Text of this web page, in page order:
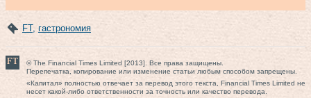
FT, гастрономия
© The Financial Times Limited [2013]. Все права защищены.
Перепечатка, копирование или изменение статьи любым способом запрещены.
«Капитал» полностью отвечает за перевод этого текста, Financial Times Limited не
несет какой-либо ответственности за точность или качество перевода.